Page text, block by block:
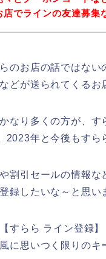
店でラインの友達募集
のお店の話ではな
どが送られてくるお
なり多くの方が、す
2023年と今後もすら
割引セールの情報な
録したいな～と思い
すらら ライン登録
に思いつく限りのキ